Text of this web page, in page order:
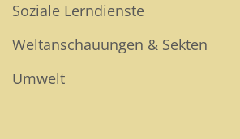
Soziale Lerndienste
Weltanschauungen & Sekten
Umwelt